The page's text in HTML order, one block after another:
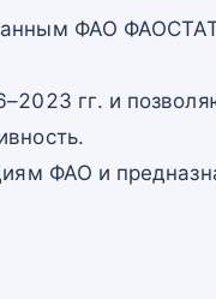
ФАО
гг. и
ФАО и